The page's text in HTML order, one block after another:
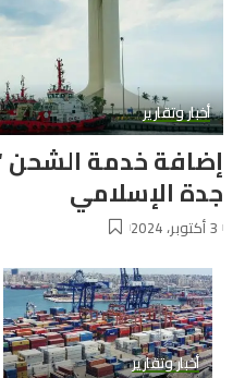
أخبار وتقارير
جدة الإسلامي
3 أكتوبر، 2024
أخبار وتقارير